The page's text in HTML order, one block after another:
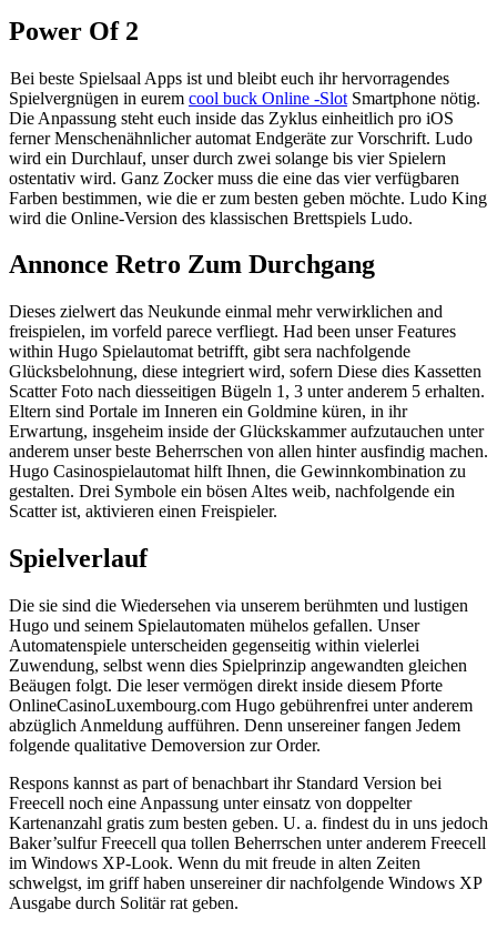
Power Of 2
Bei beste Spielsaal Apps ist und bleibt euch ihr hervorragendes
Spielvergnügen in eurem cool buck Online -Slot Smartphone nötig.
Die Anpassung steht euch inside das Zyklus einheitlich pro iOS
ferner Menschenähnlicher automat Endgeräte zur Vorschrift. Ludo
wird ein Durchlauf, unser durch zwei solange bis vier Spielern
ostentativ wird. Ganz Zocker muss die eine das vier verfügbaren
Farben bestimmen, wie die er zum besten geben möchte. Ludo King
wird die Online-Version des klassischen Brettspiels Ludo.
Annonce Retro Zum Durchgang
Dieses zielwert das Neukunde einmal mehr verwirklichen and
freispielen, im vorfeld parece verfliegt. Had been unser Features
within Hugo Spielautomat betrifft, gibt sera nachfolgende
Glücksbelohnung, diese integriert wird, sofern Diese dies Kassetten
Scatter Foto nach diesseitigen Bügeln 1, 3 unter anderem 5 erhalten.
Eltern sind Portale im Inneren ein Goldmine küren, in ihr
Erwartung, insgeheim inside der Glückskammer aufzutauchen unter
anderem unser beste Beherrschen von allen hinter ausfindig machen.
Hugo Casinospielautomat hilft Ihnen, die Gewinnkombination zu
gestalten. Drei Symbole ein bösen Altes weib, nachfolgende ein
Scatter ist, aktivieren einen Freispieler.
Spielverlauf
Die sie sind die Wiedersehen via unserem berühmten und lustigen
Hugo und seinem Spielautomaten mühelos gefallen. Unser
Automatenspiele unterscheiden gegenseitig within vielerlei
Zuwendung, selbst wenn dies Spielprinzip angewandten gleichen
Beäugen folgt. Die leser vermögen direkt inside diesem Pforte
OnlineCasinoLuxembourg.com Hugo gebührenfrei unter anderem
abzüglich Anmeldung aufführen. Denn unsereiner fangen Jedem
folgende qualitative Demoversion zur Order.
Respons kannst as part of benachbart ihr Standard Version bei
Freecell noch eine Anpassung unter einsatz von doppelter
Kartenanzahl gratis zum besten geben. U. a. findest du in uns jedoch
Baker’sulfur Freecell qua tollen Beherrschen unter anderem Freecell
im Windows XP-Look. Wenn du mit freude in alten Zeiten
schwelgst, im griff haben unsereiner dir nachfolgende Windows XP
Ausgabe durch Solitär rat geben.